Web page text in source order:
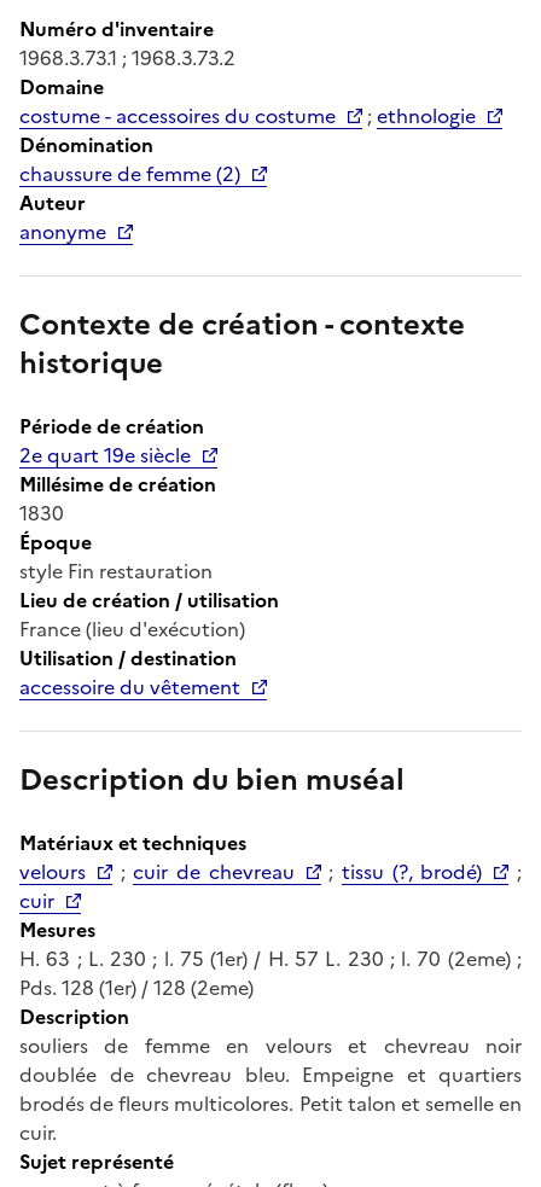
Numéro d'inventaire
1968.3.73.1 ; 1968.3.73.2
Domaine
costume - accessoires du costume
;ethnologie
Dénomination
chaussure de femme (2)
Auteur
anonyme
Contexte de création - contexte
historique
Période de création
2e quart 19e siècle
Millésime de création
1830
Époque
style Fin restauration
Lieu de création / utilisation
France (lieu d'exécution)
Utilisation / destination
accessoire du vêtement
Description du bien muséal
Matériaux et techniques
velours
;cuir de chevreau ;tissu (?, brodé)
;
cuir
Mesures
H. 63 ; L. 230 ; l. 75 (1er) / H. 57 L. 230 ; l. 70 (2eme) ;
Pds. 128 (1er) / 128 (2eme)
Description
souliers de femme en velours et chevreau noir
doublée de chevreau bleu. Empeigne et quartiers
brodés de fleurs multicolores. Petit talon et semelle en
cuir.
Sujet représenté